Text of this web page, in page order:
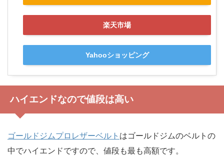
楽天市場
Yahooショッピング
ハイエンドなので値段は高い
ゴールドジムプロレザーベルト はゴールドジムのベルトの
中でハイエンドですので、値段も最も高額です。